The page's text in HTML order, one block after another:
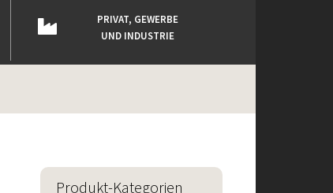
PRIVAT, GEWERBE
UND INDUSTRIE
Produkt-Kategorien